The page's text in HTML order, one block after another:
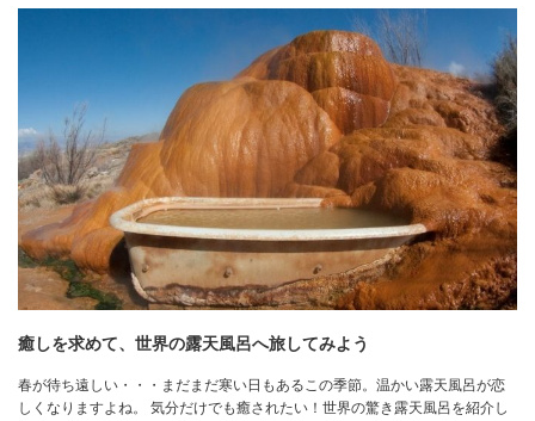
癒しを求めて、世界の露天風呂へ旅してみよう
春が待ち遠しい・・・まだまだ寒い日もあるこの季節。温かい露天風呂が恋
しくなりますよね。 気分だけでも癒されたい！世界の驚き露天風呂を紹介し